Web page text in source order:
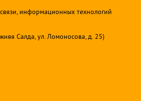
информационных технологий
Салда, ул. Ломоносова, д. 25)